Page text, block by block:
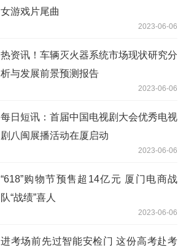
女游戏片尾曲
2023-06-06
热资讯！车辆灭火器系统市场现状研究分
析与发展前景预测报告
2023-06-06
每日短讯：首届中国电视剧大会优秀电视
剧八闽展播活动在厦启动
2023-06-06
“618”购物节预售超14亿元 厦门电商战
队“战绩”喜人
2023-06-06
进考场前先过智能安检门 这份高考赴考